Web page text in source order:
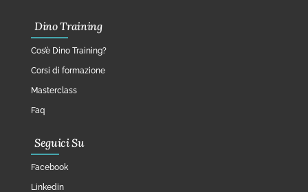
Dino Training
Cos’è Dino Training?
Corsi di formazione
Masterclass
Faq
Seguici Su
Facebook
Linkedin